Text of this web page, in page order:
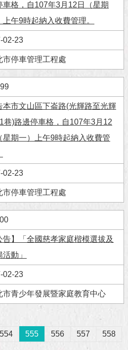
車格，自107年3月12日（星期
上午9時起納入收費管理。
02-23
市停車管理工程處
本市文山區下崙路(光輝路至光輝
巷)路邊停車格，自107年3月12
星期一）上午9時起納入收費管
02-23
市停車管理工程處
告】「全國慈孝家庭楷模選拔及
動」
02-23
市青少年發展暨家庭教育中心
554 555 556 557
558